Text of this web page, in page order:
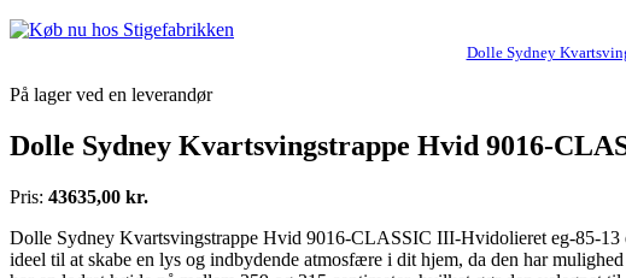
Dolle Sydney
På lager ved en leverandør
Dolle Sydney Kvartsvingstrappe Hvid 9016-
Pris: 43635,00 kr.
Dolle Sydney Kvartsvingstrappe Hvid 9016-CLASSIC III-Hvidolieret eg-85-13
ideel til at skabe en lys og indbydende atmosfære i dit hjem, da den har